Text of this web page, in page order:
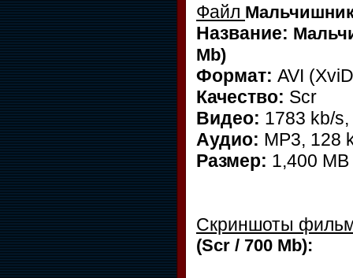
Файл Мальчишник
Название:
Mb)
Формат: AVI
Качество: Scr
Видео: 1783 kb/
Аудио: MP3, 128
Размер: 1,400 MB
Скриншоты
(Scr / 700 Mb):